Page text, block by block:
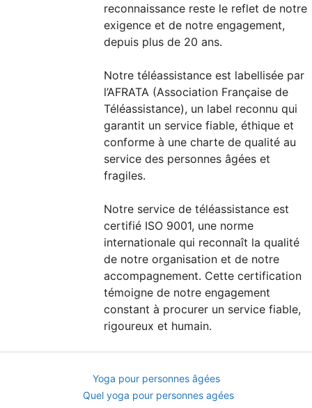
reconnaissance reste le reflet de notre
exigence et de notre engagement,
depuis plus de 20 ans.
Notre téléassistance est labellisée par
l’AFRATA (Association Française de
Téléassistance), un label reconnu qui
garantit un service fiable, éthique et
conforme à une charte de qualité au
service des personnes âgées et
fragiles.
Notre service de téléassistance est
certifié ISO 9001, une norme
internationale qui reconnaît la qualité
de notre organisation et de notre
accompagnement. Cette certification
témoigne de notre engagement
constant à procurer un service fiable,
rigoureux et humain.
Yoga pour personnes âgées
Quel yoga pour personnes agées